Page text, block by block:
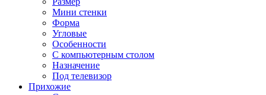
Мини стенки
Форма
Угловые
Особенности
С компьютерным столом
Назначение
Под телевизор
Прихожие